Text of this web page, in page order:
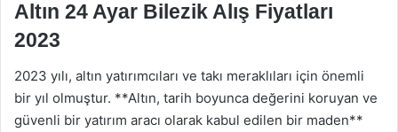
Altın 24 Ayar Bilezik Alış Fiyatları
2023
2023 yılı, altın yatırımcıları ve takı meraklıları için önemli
bir yıl olmuştur. **Altın, tarih boyunca değerini koruyan ve
güvenli bir yatırım aracı olarak kabul edilen bir maden**